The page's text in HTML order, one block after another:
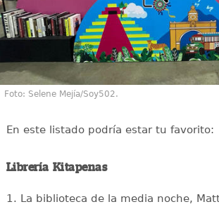
Foto: Selene Mejía/Soy502.
En este listado podría estar tu favorito:
Librería Kitapenas
1. La biblioteca de la media noche,